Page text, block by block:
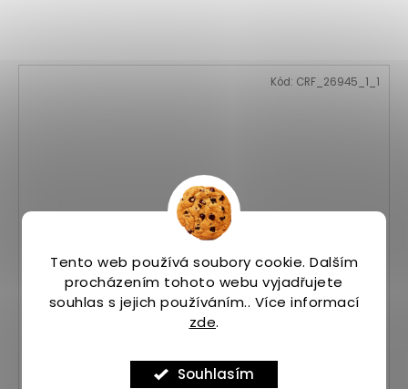
Tento web používá soubory cookie. Dalším
procházením tohoto webu vyjadřujete
souhlas s jejich používáním.. Více informací
zde.
Souhlasím
Čelovka SILVA Discover Yellow - žlutá
Skladem(>5 ks)
Kód: CRF_26945_1_1